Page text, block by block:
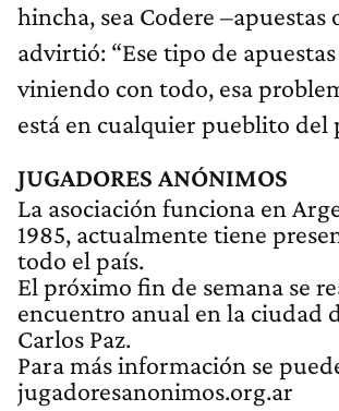
hincha, sea Codere –apuestas
advirtió: “Ese tipo de apuestas
viniendo con todo, esa
está en cualquier pueblito del
JUGADORES ANÓNIMOS
La asociación funciona en
1985, actualmente tiene
todo el país.
El próximo fin de semana se
encuentro anual en la ciudad
Carlos Paz.
Para más información se
jugadoresanonimos.org.ar